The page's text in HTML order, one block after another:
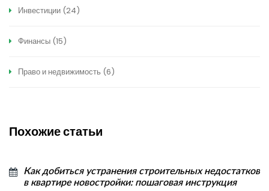
Инвестиции (24)
Финансы (15)
Право и недвижимость (6)
Похожие статьи
Как добиться устранения строительных недостатков
в квартире новостройки: пошаговая инструкция